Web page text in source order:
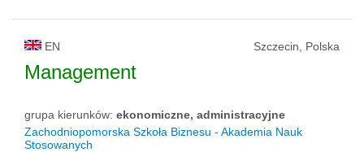
EN Szczecin, Polska
Management
grupa kierunków: ekonomiczne, administracyjne
Zachodniopomorska Szkoła Biznesu - Akademia Nauk
Stosowanych